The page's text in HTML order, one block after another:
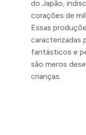
do Japão,
corações de
Essas
caracterizadas
fantásticos e
são meros
crianças.